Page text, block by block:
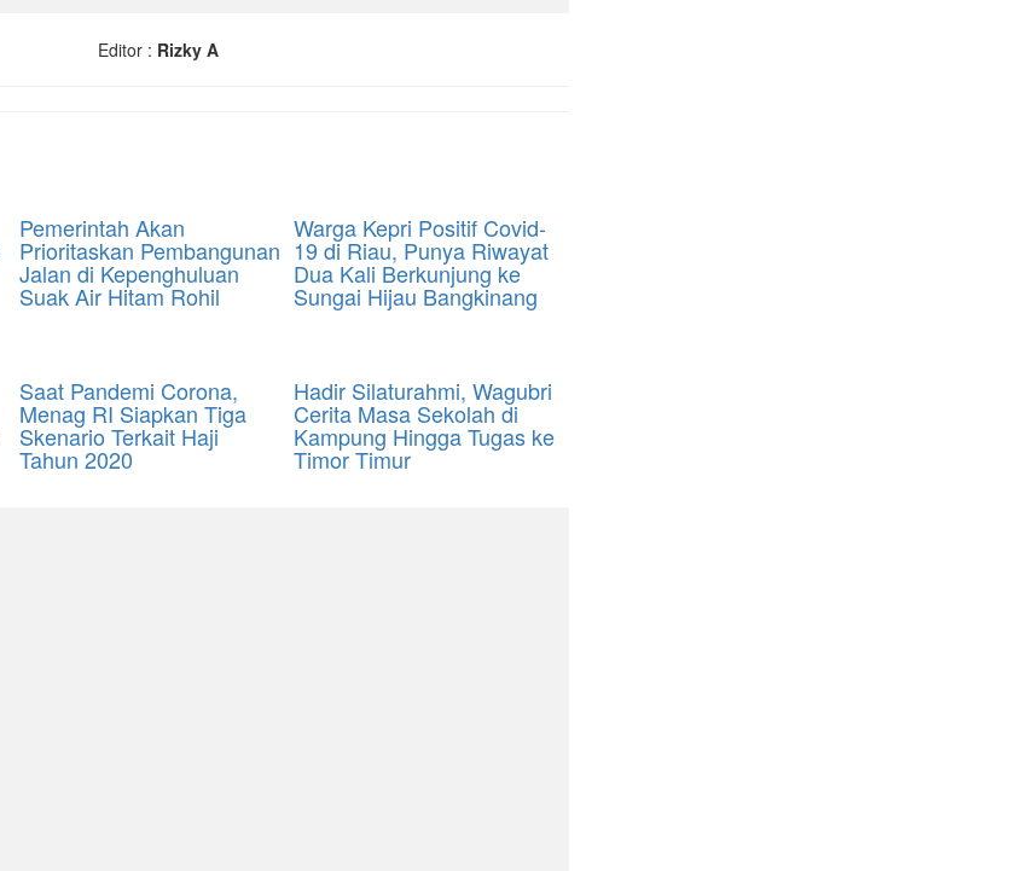
Editor : Rizky A
Pemerintah Akan
Prioritaskan Pembangunan
Jalan di Kepenghuluan
Suak Air Hitam Rohil
Warga Kepri Positif Covid-
19 di Riau, Punya Riwayat
Dua Kali Berkunjung ke
Sungai Hijau Bangkinang
Saat Pandemi Corona,
Menag RI Siapkan Tiga
Skenario Terkait Haji
Tahun 2020
Hadir Silaturahmi, Wagubri
Cerita Masa Sekolah di
Kampung Hingga Tugas ke
Timor Timur